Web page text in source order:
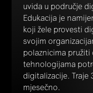
uvida u područje
Edukacija je
koji žele provesti
svojim
polaznicima pružiti
tehnologijama
digitalizacije. Traje
mjesečno.